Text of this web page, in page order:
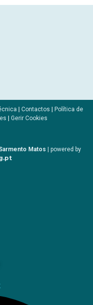
Contactos
Política de
Gerir Cookies
Matos | powered by